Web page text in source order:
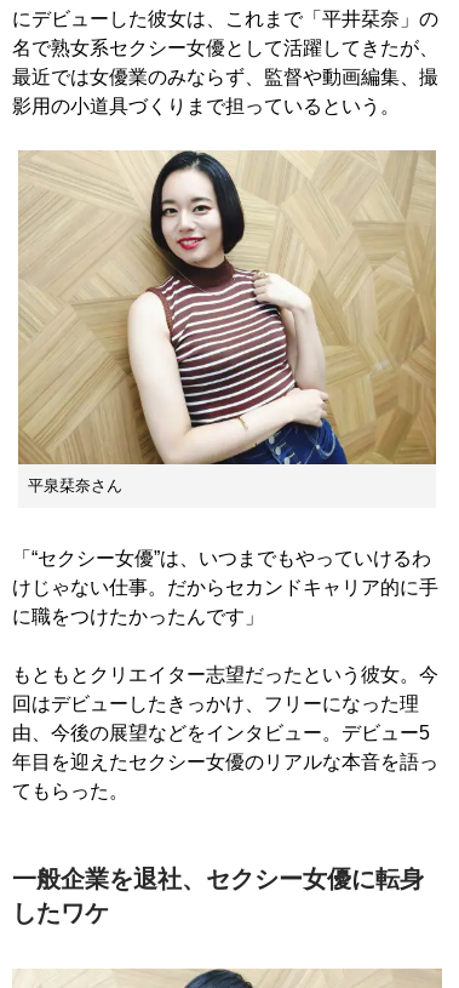
にデビューした彼女は、これまで「平井栞奈」の
名で熟女系セクシー女優として活躍してきたが、
最近では女優業のみならず、監督や動画編集、撮
影用の小道具づくりまで担っているという。
平泉栞奈さん
「“セクシー女優”は、いつまでもやっていけるわ
けじゃない仕事。だからセカンドキャリア的に手
に職をつけたかったんです」
もともとクリエイター志望だったという彼女。今
回はデビューしたきっかけ、フリーになった理
由、今後の展望などをインタビュー。デビュー5
年目を迎えたセクシー女優のリアルな本音を語っ
てもらった。
一般企業を退社、セクシー女優に転身
したワケ